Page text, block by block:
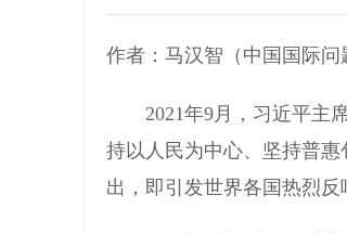
作者：马汉智（中国国际问
2021年9月，习近平主席
持以人民为中心、坚持普
出，即引发世界各国热烈反